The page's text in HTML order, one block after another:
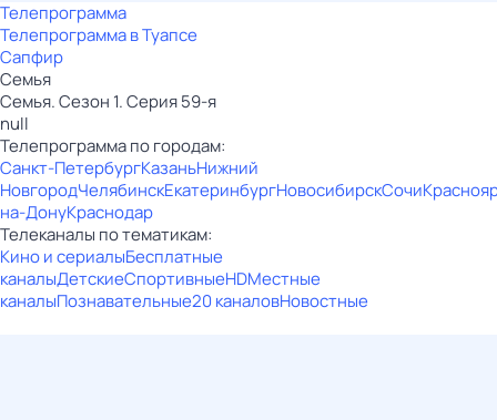
Телепрограмма
Телепрограмма в Туапсе
Сапфир
Семья
Семья. Сезон 1. Серия 59-я
null
Телепрограмма по городам:
Санкт-ПетербургКазаньНижний
НовгородЧелябинскЕкатеринбургНовосибирскСочи
на-ДонуКраснодар
Телеканалы по тематикам:
Кино и сериалыБесплатные
каналыДетскиеСпортивныеHDМестные
каналыПознавательные20 каналовНовостные